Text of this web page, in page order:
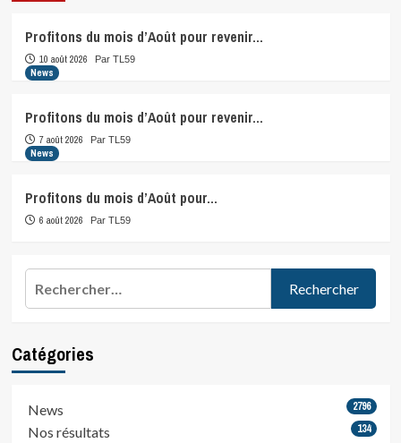
Profitons du mois d’Août pour revenir…
10 août 2026 Par TL59
News
Profitons du mois d’Août pour revenir…
7 août 2026 Par TL59
News
Profitons du mois d’Août pour…
6 août 2026 Par TL59
Catégories
News 2796
Nos résultats 134